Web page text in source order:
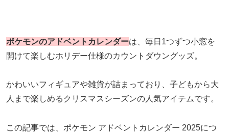
ポケモンのアドベントカレンダーは、毎日1つずつ小窓を
開けて楽しむホリデー仕様のカウントダウングッズ。
かわいいフィギュアや雑貨が詰まっており、子どもから大
人まで楽しめるクリスマスシーズンの人気アイテムです。
この記事では、ポケモン アドベントカレンダー 2025につ